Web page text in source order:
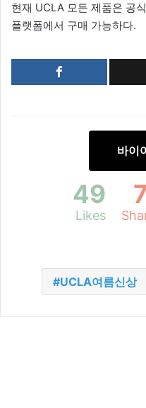
현재 UCLA 모든 제품은 공
플랫폼에서 구매 가능하다.
바이
49
Likes
UCLA여름신상